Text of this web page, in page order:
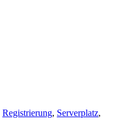
Registrierung, Serverplatz,